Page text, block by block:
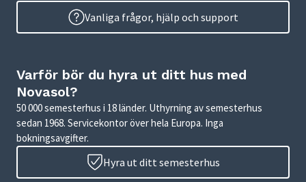
Vanliga frågor, hjälp och support
Varför bör du hyra ut ditt hus med
Novasol?
50 000 semesterhus i 18 länder. Uthyrning av semesterhus
sedan 1968. Servicekontor över hela Europa. Inga
bokningsavgifter.
Hyra ut ditt semesterhus